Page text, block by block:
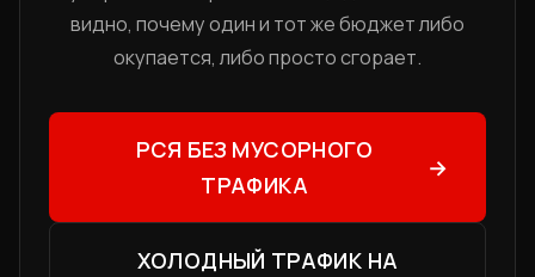
видно, почему один и тот же бюджет либо
окупается, либо просто сгорает.
РСЯ БЕЗ МУСОРНОГО
ТРАФИКА
→
ХОЛОДНЫЙ ТРАФИК НА